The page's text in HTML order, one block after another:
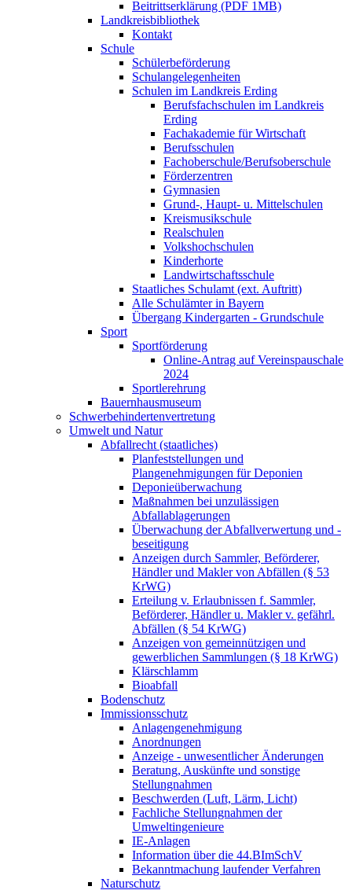
Beitrittserklärung (PDF 1MB)
Landkreisbibliothek
Kontakt
Schule
Schülerbeförderung
Schulangelegenheiten
Schulen im Landkreis Erding
Berufsfachschulen im Landkreis
Erding
Fachakademie für Wirtschaft
Berufsschulen
Fachoberschule/Berufsoberschule
Förderzentren
Gymnasien
Grund-, Haupt- u. Mittelschulen
Kreismusikschule
Realschulen
Volkshochschulen
Kinderhorte
Landwirtschaftsschule
Staatliches Schulamt (ext. Auftritt)
Alle Schulämter in Bayern
Übergang Kindergarten - Grundschule
Sport
Sportförderung
Online-Antrag auf Vereinspauschale
2024
Sportlerehrung
Bauernhausmuseum
Schwerbehindertenvertretung
Umwelt und Natur
Abfallrecht (staatliches)
Planfeststellungen und
Plangenehmigungen für Deponien
Deponieüberwachung
Maßnahmen bei unzulässigen
Abfallablagerungen
Überwachung der Abfallverwertung und -
beseitigung
Anzeigen durch Sammler, Beförderer,
Händler und Makler von Abfällen (§ 53
KrWG)
Erteilung v. Erlaubnissen f. Sammler,
Beförderer, Händler u. Makler v. gefährl.
Abfällen (§ 54 KrWG)
Anzeigen von gemeinnützigen und
gewerblichen Sammlungen (§ 18 KrWG)
Klärschlamm
Bioabfall
Bodenschutz
Immissionsschutz
Anlagengenehmigung
Anordnungen
Anzeige - unwesentlicher Änderungen
Beratung, Auskünfte und sonstige
Stellungnahmen
Beschwerden (Luft, Lärm, Licht)
Fachliche Stellungnahmen der
Umweltingenieure
IE-Anlagen
Information über die 44.BImSchV
Bekanntmachung laufender Verfahren
Naturschutz